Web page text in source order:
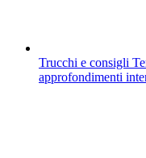
Trucchi e consigli
approfondimenti